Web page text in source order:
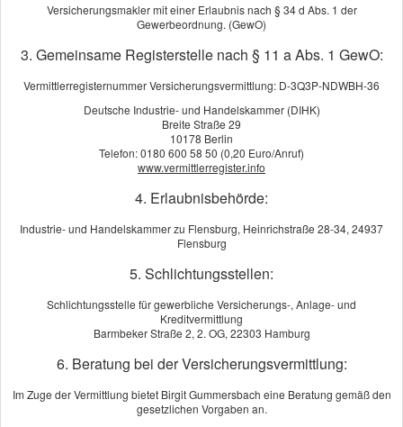
Bauhelfer-Unfall
Sie Ihre Freunde und Nachbarn absichern: Dafür bieten wir Ihnen
eine Bauhelfer-Unfall­ver­si­che­rung.
Versicherungsmakler mit einer Erlaubnis nach § 34 d Abs. 1 der
Gewerbeordnung. (GewO)
3. Gemeinsame Registerstelle nach § 11 a Abs. 1 GewO:
Vermittlerregisternummer Versicherungsvermittlung: D-3Q3P-NDWBH-36
Deutsche Industrie- und Handelskammer (DIHK)
Breite Straße 29
10178 Berlin
Telefon: 0180 600 58 50 (0,20 Euro/Anruf)
www.vermittlerregister.info
4. Erlaubnisbehörde:
Industrie- und Handelskammer zu Flensburg, Heinrichstraße 28-34, 24937
Flensburg
5. Schlichtungsstellen:
Schlichtungsstelle für gewerbliche Versicherungs-, Anlage- und
Kreditvermittlung
Barmbeker Straße 2, 2. OG, 22303 Hamburg
6. Beratung bei der Versicherungsvermittlung:
Im Zuge der Vermittlung bietet Birgit Gummersbach eine Beratung gemäß den
gesetzlichen Vorgaben an.